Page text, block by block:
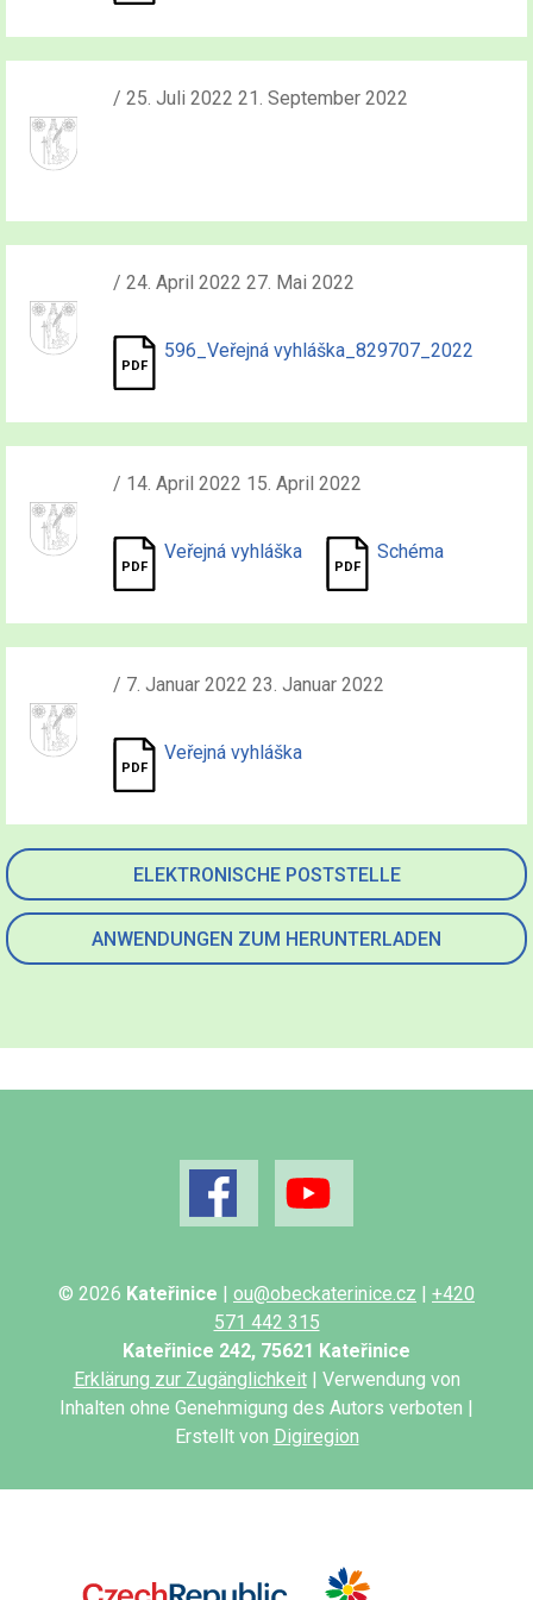
ELEKTRONISCHE POSTSTELLE
ANWENDUNGEN ZUM HERUNTERLADEN
/ 25. Juli 2022 21. September 2022
/ 24. April 2022 27. Mai 2022
596_Veřejná vyhláška_829707_2022
/ 14. April 2022 15. April 2022
Veřejná vyhláška Schéma
/ 7. Januar 2022 23. Januar 2022
Veřejná vyhláška
© 2026 Kateřinice | ou@obeckaterinice.cz | +420
571 442 315
Kateřinice 242, 75621 Kateřinice
Erklärung zur Zugänglichkeit| Verwendung von
Inhalten ohne Genehmigung des Autors verboten |
Erstellt von Digiregion